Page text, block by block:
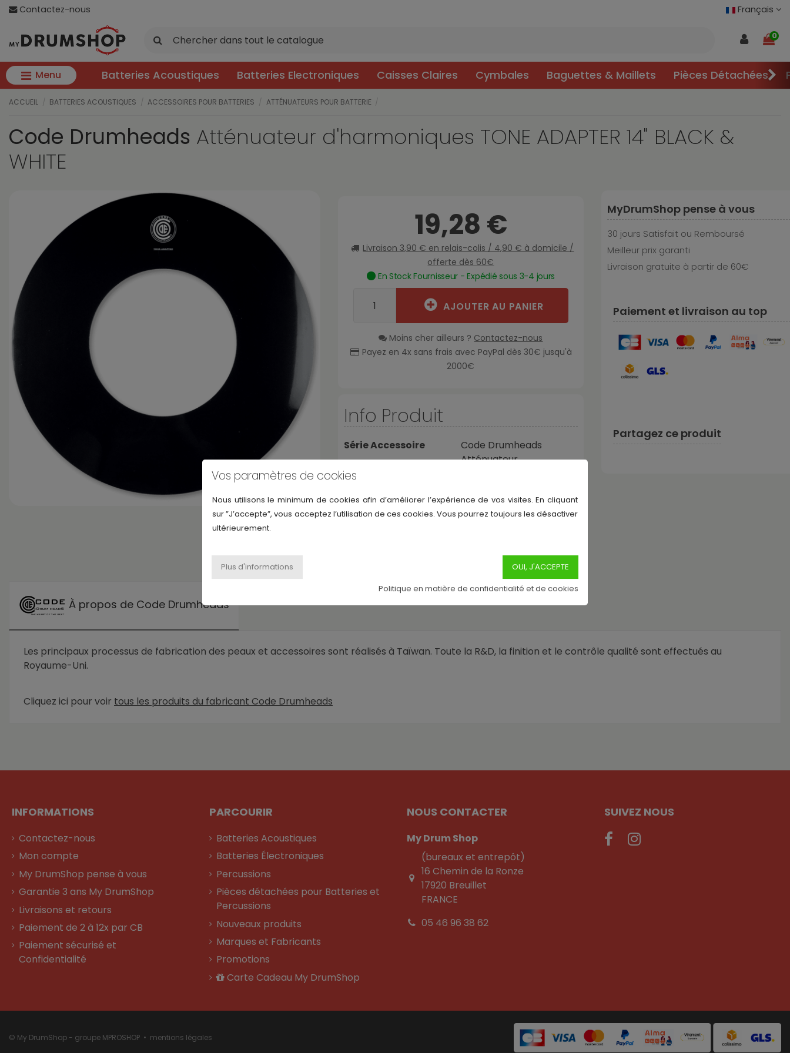
Contactez-nous Français
0
Menu Batteries Acoustiques Batteries Electroniques Caisses Claires Cymbales Baguettes & Maillets Pièces Détachées
ACCUEIL BATTERIES ACOUSTIQUES ACCESSOIRES POUR BATTERIES ATTÉNUATEURS POUR BATTERIE
Code Drumheads Atténuateur d'harmoniques TONE ADAPTER 14" BLACK &
WHITE
19,28 €
Livraison 3,90 € en relais-colis / 4,90 € à domicile /
offerte dès 60€
En Stock Fournisseur - Expédié sous 3-4 jours
AJOUTER AU PANIER
Moins cher ailleurs ? Contactez-nous
Payez en 4x sans frais avec PayPal dès 30€ jusqu'à
2000€
Info Produit
Série Accessoire
Code Drumheads
Atténuateur
Marque
les produits)
Référence SOUND142
MyDrumShop pense à vous
30 jours Satisfait ou Remboursé
Meilleur prix garanti
Livraison gratuite à partir de 60€
Paiement et livraison au top
Partagez ce produit
À propos de Code Drumheads
Les principaux processus de fabrication des peaux et accessoires sont réalisés à Taïwan. Toute la R&D, la finition et le contrôle qualité sont effectués au
Royaume-Uni.
Cliquez ici pour voir tous les produits du fabricant Code Drumheads
INFORMATIONS
Contactez-nous
Mon compte
My DrumShop pense à vous
Garantie 3 ans My DrumShop
Livraisons et retours
Paiement de 2 à 12x par CB
Paiement sécurisé et
Confidentialité
PARCOURIR
Batteries Acoustiques
Batteries Électroniques
Percussions
Pièces détachées pour Batteries et
Percussions
Nouveaux produits
Marques et Fabricants
Promotions
Carte Cadeau My DrumShop
NOUS CONTACTER
My Drum Shop
(bureaux et entrepôt)
16 Chemin de la Ronze
17920 Breuillet
FRANCE
05 46 96 38 62
SUIVEZ NOUS
© My DrumShop - groupe MPROSHOP • mentions légales
Vos paramètres de cookies
Nous utilisons le minimum de cookies afin d’améliorer l’expérience de vos visites. En cliquant
sur ”J’accepte”, vous acceptez l’utilisation de ces cookies. Vous pourrez toujours les désactiver
ultérieurement.
Politique en matière de confidentialité et de cookies